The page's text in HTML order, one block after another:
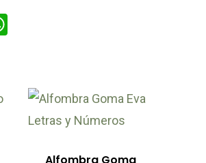
WhatsApp